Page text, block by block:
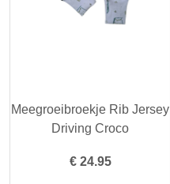
Meegroeibroekje Rib Jersey
Driving Croco
€ 24.95